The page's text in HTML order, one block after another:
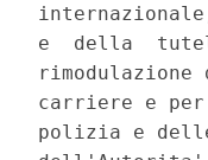
e  della
carriere e
polizia e